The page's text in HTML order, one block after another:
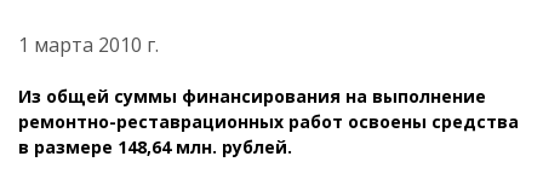
1 марта 2010 г.
Из общей суммы финансирования на выполнение
ремонтно-реставрационных работ освоены средства
в размере 148,64 млн. рублей.